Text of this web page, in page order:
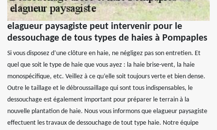
elagueur paysagiste peut intervenir pour le
dessouchage de tous types de haies à Pompaples
Si vous disposez d’une clôture en haie, ne négligez pas son entretien. Et
quel que soit le type de haie que vous ayez : la haie brise-vent, la haie
monospécifique, etc. Veillez à ce qu’elle soit toujours verte et bien dense.
Outre le taillage et le débroussaillage qui sont tous indispensables, le
dessouchage est également important pour préparer le terrain à la
nouvelle plantation de haie. Nous vous informons que elagueur paysagiste
effectuent les travaux de dessouchage de tout type haie. Notre équipe